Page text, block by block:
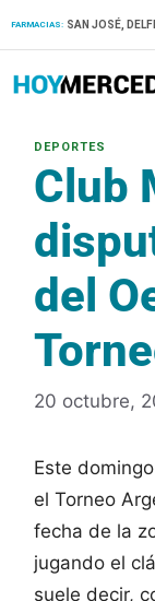
FARMACIAS: SAN JOSÉ,
Club
del
20 octubre,
Este
el Torneo
fecha de la
jugando el
suele decir,